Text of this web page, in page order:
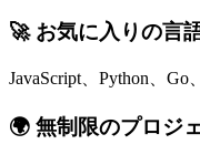
🚀 お気に入りの言
JavaScript、Python、
🌍 無制限のプロジ